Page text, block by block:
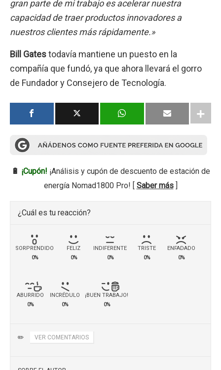
gran parte de mi trabajo es acelerar nuestra
capacidad de traer productos innovadores a
nuestros clientes más rápidamente.»
Bill Gatestodavía mantiene un puesto en la
compañía que fundó, ya que ahora llevará el gorro
de Fundador y Consejero de Tecnología.
🔋 ¡Cupón! ¡Análisis y cupón de descuento de estación de
energía Nomad1800 Pro! [ Saber más]
¿Cuál es tu reacción?
SORPRENDIDO
0%
FELIZ
0%
INDIFERENTE
0%
TRISTE
0%
ENFADADO
0%
ABURRIDO
0%
INCRÉDULO
0%
¡BUEN TRABAJO!
0%
✏️ VER COMENTARIOS